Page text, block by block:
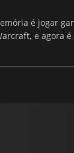
é jogar
e agora